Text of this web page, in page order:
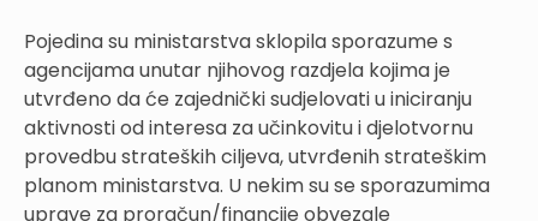
Pojedina su ministarstva sklopila sporazume s
agencijama unutar njihovog razdjela kojima je
utvrđeno da će zajednički sudjelovati u iniciranju
aktivnosti od interesa za učinkovitu i djelotvornu
provedbu strateških ciljeva, utvrđenih strateškim
planom ministarstva. U nekim su se sporazumima
uprave za proračun/financije obvezale